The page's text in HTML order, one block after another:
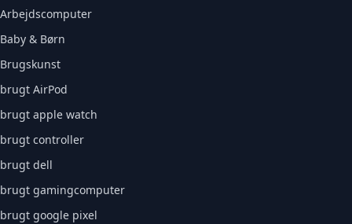
Arbejdscomputer
Baby & Børn
Brugskunst
brugt AirPod
brugt apple watch
brugt controller
brugt dell
brugt gamingcomputer
brugt google pixel